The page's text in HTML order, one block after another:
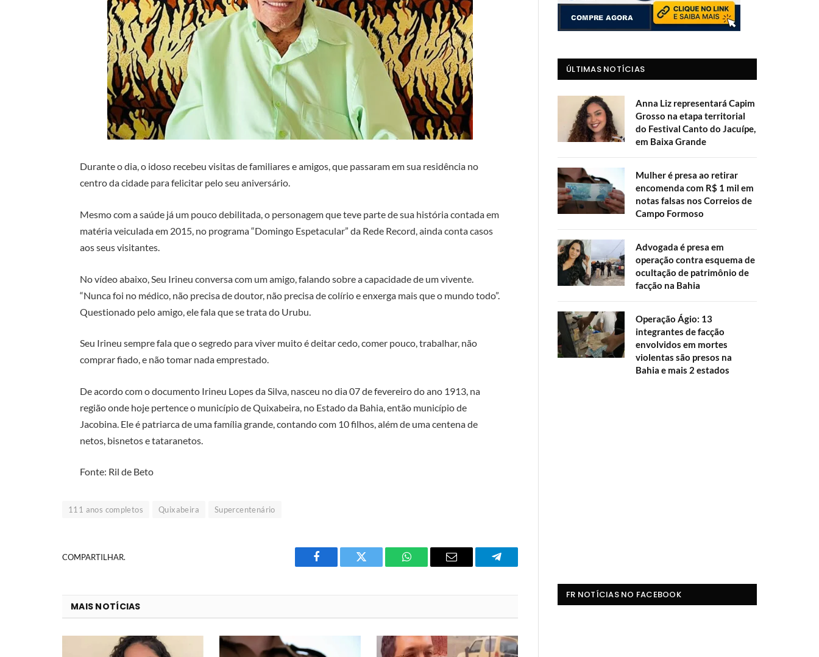
Durante o dia, o idoso recebeu visitas de familiares e amigos, que passaram em sua residência no
centro da cidade para felicitar pelo seu aniversário.
Mesmo com a saúde já um pouco debilitada, o personagem que teve parte de sua história contada em
matéria veiculada em 2015, no programa “Domingo Espetacular” da Rede Record, ainda conta casos
aos seus visitantes.
No vídeo abaixo, Seu Irineu conversa com um amigo, falando sobre a capacidade de um vivente.
“Nunca foi no médico, não precisa de doutor, não precisa de colírio e enxerga mais que o mundo todo”.
Questionado pelo amigo, ele fala que se trata do Urubu.
Seu Irineu sempre fala que o segredo para viver muito é deitar cedo, comer pouco, trabalhar, não
comprar fiado, e não tomar nada emprestado.
De acordo com o documento Irineu Lopes da Silva, nasceu no dia 07 de fevereiro do ano 1913, na
região onde hoje pertence o município de Quixabeira, no Estado da Bahia, então município de
Jacobina. Ele é patriarca de uma família grande, contando com 10 filhos, além de uma centena de
netos, bisnetos e tataranetos.
Fonte: Ril de Beto
111 anos completos Quixabeira Supercentenário
COMPARTILHAR.
Facebook Twitter
O
do
E-
Telegrama
MAIS NOTÍCIAS
ÚLTIMAS NOTÍCIAS
Anna Liz representará Capim
Grosso na etapa territorial
do Festival Canto do Jacuípe,
em Baixa Grande
Mulher é presa ao retirar
encomenda com R$ 1 mil em
notas falsas nos Correios de
Campo Formoso
Advogada é presa em
operação contra esquema de
ocultação de patrimônio de
facção na Bahia
Operação Ágio: 13
integrantes de facção
envolvidos em mortes
violentas são presos na
Bahia e mais 2 estados
FR NOTÍCIAS NO FACEBOOK